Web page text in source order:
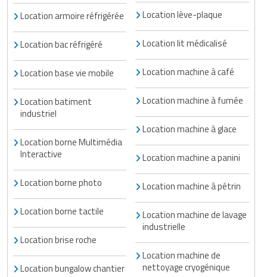
Tuyau renforcé
Ventilateurs et aération d'atelier
Loisirs
Matériel de fitness
Matériel de musculation
Vêtement sportif
Réfrigérateur professionnel
Restauration foraine
Robinetterie professionnelle
Rôtisserie professionnelle
Sautause professionnelle
Table de cuisson professionnelle
Tables de préparation réfrigérées
Ustensile de cuisine
Vaisselle restaurant
Vitrines réfrigérées
Location armoire réfrigérée
Location bac réfrigéré
Location base vie mobile
Location batiment
industriel
Location borne Multimédia
Interactive
Location borne photo
Location borne tactile
Location brise roche
Location bungalow chantier
Location lève-plaque
Location lit médicalisé
Location machine à café
Location machine à fumée
Location machine à glace
Location machine a panini
Location machine à pétrin
Location machine de lavage
industrielle
Location machine de
nettoyage cryogénique